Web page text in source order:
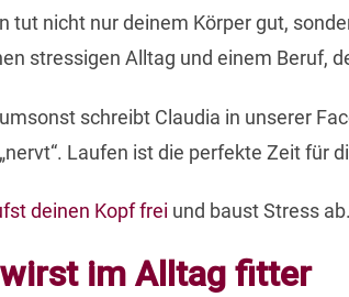
tut nicht nur deinem Körper gut,
stressigen Alltag und einem Beruf,
schreibt Claudia in unserer
Laufen ist die perfekte Zeit für
deinen Kopf frei und baust Stress
im Alltag fitter